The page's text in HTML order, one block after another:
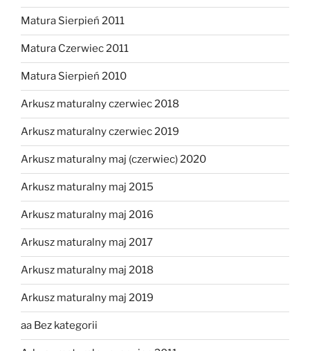
Matura Sierpień 2011
Matura Czerwiec 2011
Matura Sierpień 2010
Arkusz maturalny czerwiec 2018
Arkusz maturalny czerwiec 2019
Arkusz maturalny maj (czerwiec) 2020
Arkusz maturalny maj 2015
Arkusz maturalny maj 2016
Arkusz maturalny maj 2017
Arkusz maturalny maj 2018
Arkusz maturalny maj 2019
aa Bez kategorii